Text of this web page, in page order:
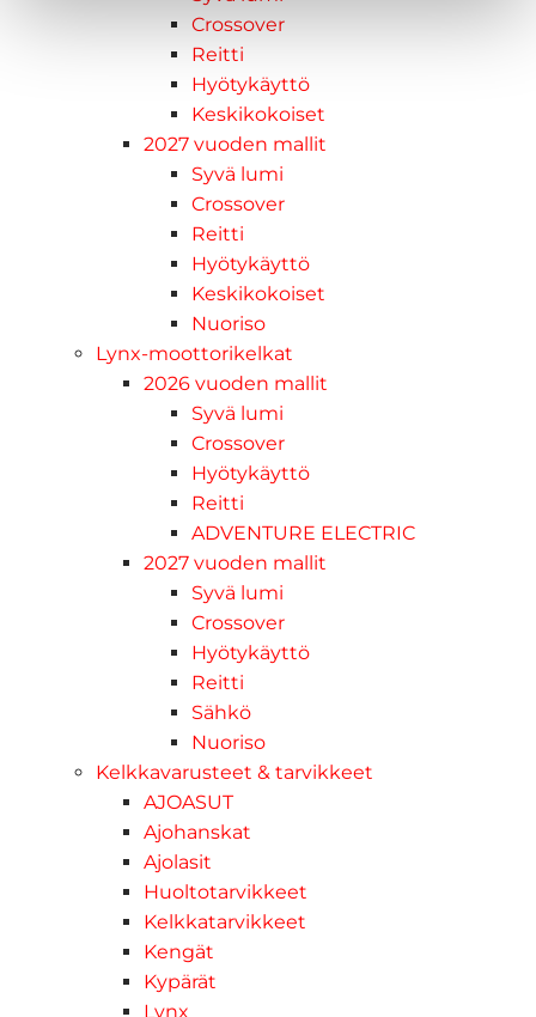
Crossover
Reitti
Hyötykäyttö
Keskikokoiset
2027 vuoden mallit
Syvä lumi
Crossover
Reitti
Hyötykäyttö
Keskikokoiset
Nuoriso
Lynx-moottorikelkat
2026 vuoden mallit
Syvä lumi
Crossover
Hyötykäyttö
Reitti
ADVENTURE ELECTRIC
2027 vuoden mallit
Syvä lumi
Crossover
Hyötykäyttö
Reitti
Sähkö
Nuoriso
Kelkkavarusteet & tarvikkeet
AJOASUT
Ajohanskat
Ajolasit
Huoltotarvikkeet
Kelkkatarvikkeet
Kengät
Kypärät
Lynx